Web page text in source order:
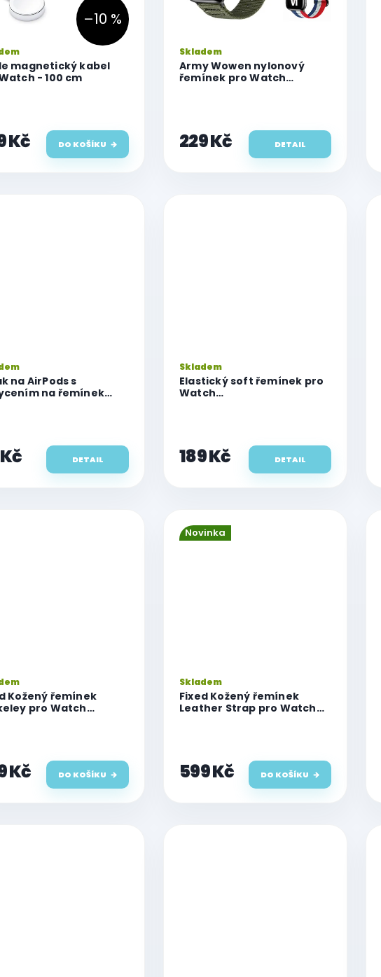
–10 %
magnetický kabel
- 100 cm
Kč DO KOŠÍKU
Army Wowen nylonový
řemínek pro Watch
Skladem
229 Kč DETAIL
na AirPods s
na řemínek
DETAIL
Elastický soft řemínek pro
Watch
Skladem
189 Kč DETAIL
Kožený řemínek
pro Watch
Kč DO KOŠÍKU
Novinka
Fixed Kožený řemínek
Leather Strap pro Watch
Skladem
599 Kč DO KOŠÍKU